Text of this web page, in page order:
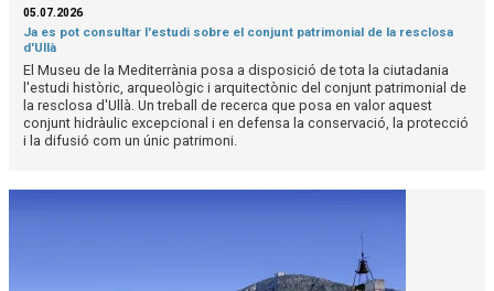
05.07.2026
Ja es pot consultar l'estudi sobre el conjunt patrimonial de la resclosa
d'Ullà
El Museu de la Mediterrània posa a disposició de tota la ciutadania
l'estudi històric, arqueològic i arquitectònic del conjunt patrimonial de
la resclosa d'Ullà. Un treball de recerca que posa en valor aquest
conjunt hidràulic excepcional i en defensa la conservació, la protecció
i la difusió com un únic patrimoni.